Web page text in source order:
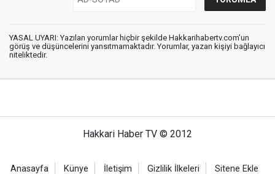
YASAL UYARI: Yazılan yorumlar hiçbir şekilde Hakkarihabertv.com’un
görüş ve düşüncelerini yansıtmamaktadır. Yorumlar, yazan kişiyi bağlayıcı
niteliktedir.
Hakkari Haber TV © 2012
Anasayfa Künye İletişim Gizlilik İlkeleri Sitene Ekle